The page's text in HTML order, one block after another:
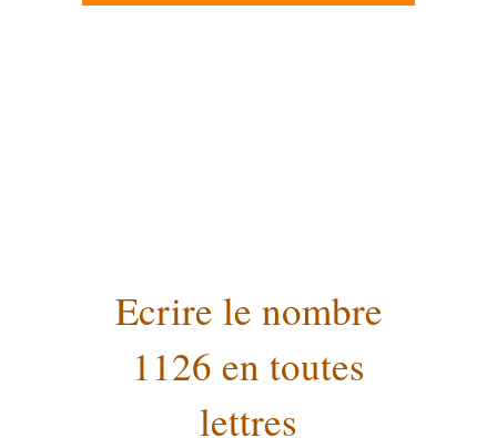
Ecrire le nombre
1126 en toutes
lettres